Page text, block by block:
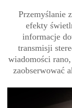
Przemyślanie
efekty
informacje
transmisji
wiadomości
zaobserwować